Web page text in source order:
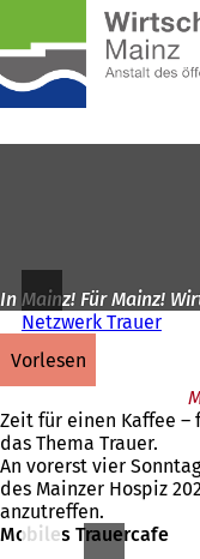
Inhalt anspringen
In Mainz! Für Mainz!
Netzwerk Trauer
vorlesen
Zeit für einen Kaffee –
das Thema Trauer.
An vorerst vier
des Mainzer Hospiz
anzutreffen.
Mobiles Trauercafe